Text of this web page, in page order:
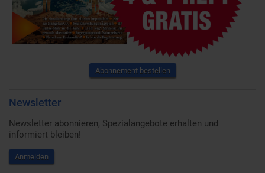
Abonnement bestellen
Newsletter
Newsletter abonnieren, Spezialangebote erhalten und
informiert bleiben!
Anmelden